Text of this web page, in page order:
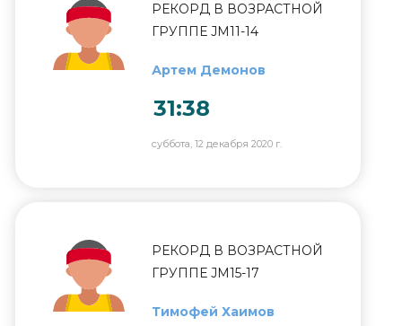
РЕКОРД В ВОЗРАСТНОЙ
ГРУППЕ JM11-14
Артем Демонов
31:38
суббота, 12 декабря 2020 г.
РЕКОРД В ВОЗРАСТНОЙ
ГРУППЕ JM15-17
Тимофей Хаимов